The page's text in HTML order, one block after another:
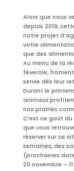
Alors que nous
depuis 2019,
notre projet
votre
que des
Au menu de la
féverole,
servie dès leur
Durant le
animaux
nos prairies
C’est ce goût
que vous
réserver sur ce
semaines, des
(prochaines
20 novembre –